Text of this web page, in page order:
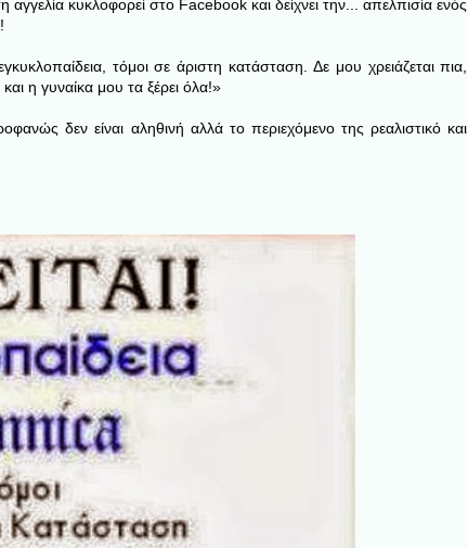
αγγελία κυκλοφορεί στο Facebook και δείχνει την... απελπισία ενός
τόμοι σε άριστη κατάσταση. Δε μου χρειάζεται πια,
η γυναίκα μου τα ξέρει όλα!»
δεν είναι αληθινή αλλά το περιεχόμενο της ρεαλιστικό και